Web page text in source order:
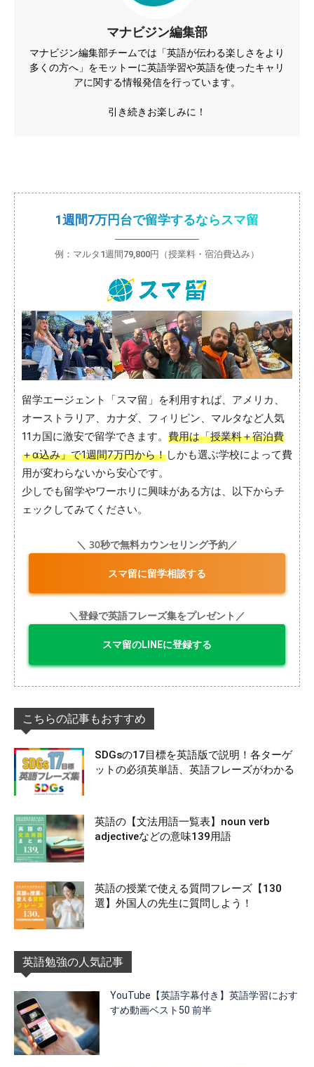
マナビジン編集部
マナビジン編集部チームでは「英語が伝わる楽しさをより
多くの方へ」をモットーに英語学習や英語を使ったキャリ
アに関する情報発信を行っています。
引き続きお楽しみに！
1週間7万円台で留学するならスマ留
例：マルタ1週間79,800円（授業料・宿泊費込み）
留学エージェント「スマ留」を利用すれば、アメリカ、
オーストラリア、カナダ、フィリピン、マルタなど人気
11カ国に激安で留学できます。 費用は「授業料＋宿泊費
＋α込み」で1週間7万円から！しかも選ぶ学校によって費
用が変わらないから安心です。
少しでも留学やワーホリに興味がある方は、以下からチ
ェックしてみてください。
＼ 30秒で無料カウンセリング予約／
スマ留に留学相談する
＼登録で英語フレーズ集をプレゼント／
スマ留のLINEに登録する
こちらの記事もおすすめ
SDGsの17目標を英語版で説明！各ターゲ
ットの必須英単語、英語フレーズがわかる
英語の【文法用語一覧表】noun verb
adjectiveなどの意味139用語
英語の授業で使える質問フレーズ【130
選】外国人の先生に質問しよう！
英語勉強の人気記事
YouTube【英語字幕付き】英語学習におす
すめ動画ベスト50 前半